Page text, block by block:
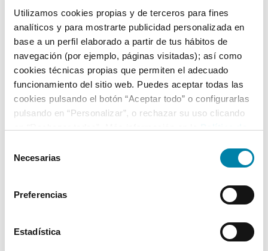
Utilizamos cookies propias y de terceros para fines
analíticos y para mostrarte publicidad personalizada en
base a un perfil elaborado a partir de tus hábitos de
navegación (por ejemplo, páginas visitadas); así como
cookies técnicas propias que permiten el adecuado
funcionamiento del sitio web. Puedes aceptar todas las
cookies pulsando el botón “Aceptar todo” o configurarlas
pulsando en “Personalizar”, o rechazar su uso clicando
Necesarias
Preferencias
Estadística